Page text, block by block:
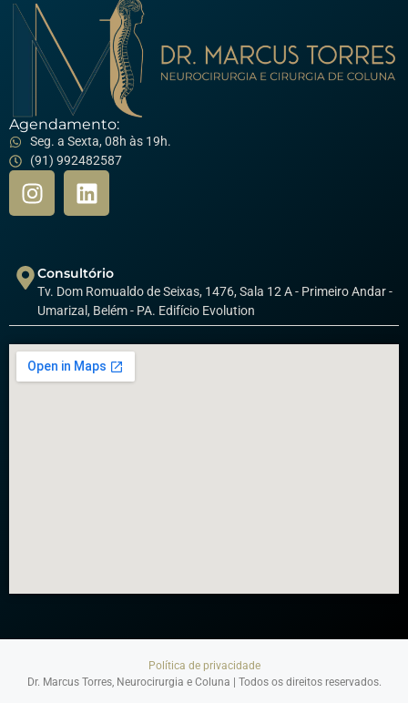
Agendamento:
Seg. a Sexta, 08h às 19h.
(91) 992482587
Consultório
Tv. Dom Romualdo de Seixas, 1476, Sala 12 A - Primeiro Andar -
Umarizal, Belém - PA. Edifício Evolution
Política de privacidade
Dr. Marcus Torres, Neurocirurgia e Coluna | Todos os direitos reservados.